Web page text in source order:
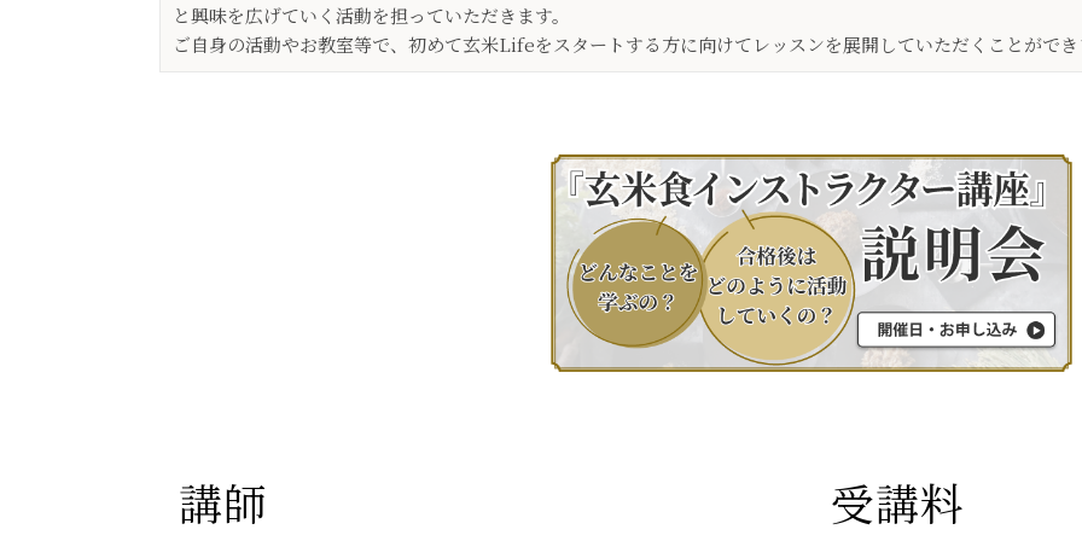
と興味を広げていく活動を担っていただきます。
ご自身の活動やお教室等で、初めて玄米Lifeをスタートする方に向けてレッスンを展開していただくことがで
講師 受講料